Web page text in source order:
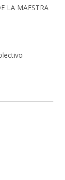
LA MAESTRA